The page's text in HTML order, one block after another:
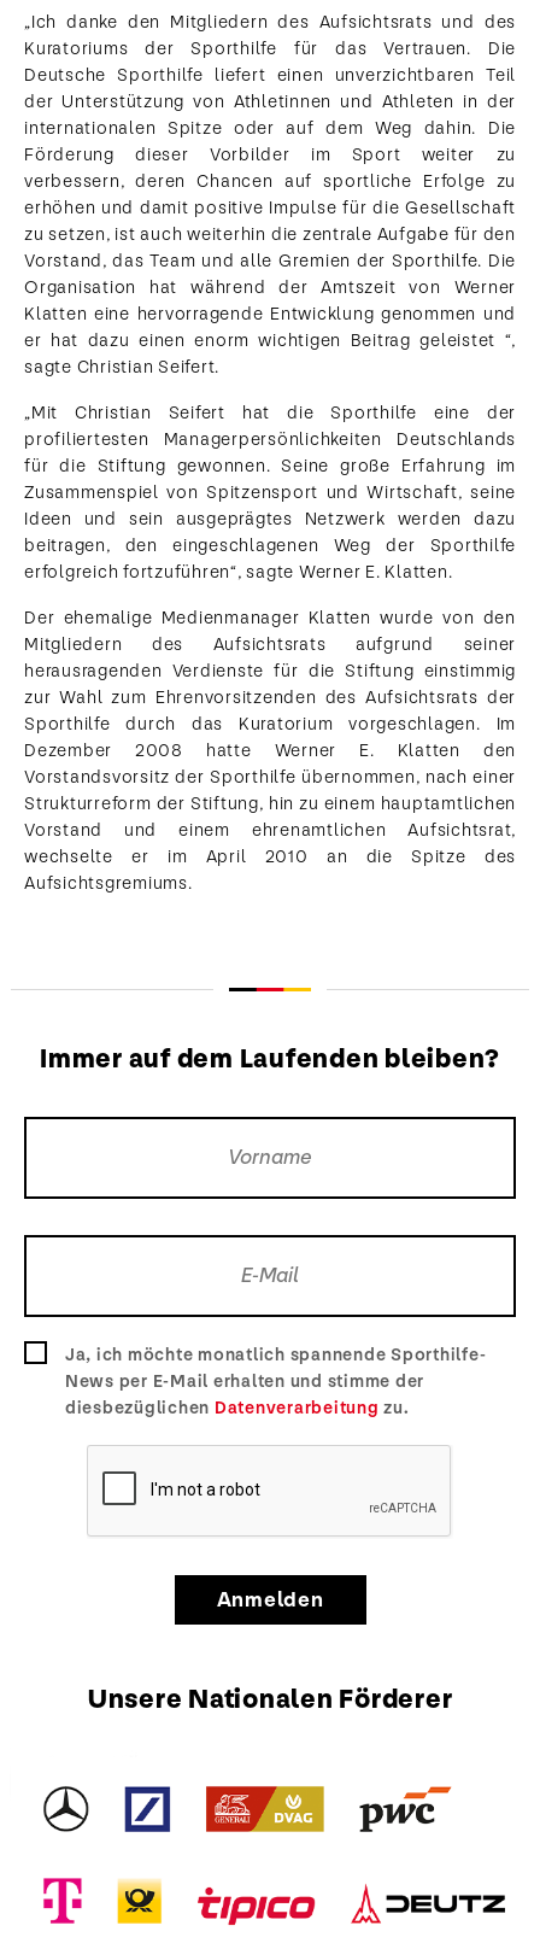
„Ich danke den Mitgliedern des Aufsichtsrats und des
Kuratoriums der Sporthilfe für das Vertrauen. Die
Deutsche Sporthilfe liefert einen unverzichtbaren Teil
der Unterstützung von Athletinnen und Athleten in der
internationalen Spitze oder auf dem Weg dahin. Die
Förderung dieser Vorbilder im Sport weiter zu
verbessern, deren Chancen auf sportliche Erfolge zu
erhöhen und damit positive Impulse für die Gesellschaft
zu setzen, ist auch weiterhin die zentrale Aufgabe für den
Vorstand, das Team und alle Gremien der Sporthilfe. Die
Organisation hat während der Amtszeit von Werner
Klatten eine hervorragende Entwicklung genommen und
er hat dazu einen enorm wichtigen Beitrag geleistet “,
sagte Christian Seifert.
„Mit Christian Seifert hat die Sporthilfe eine der
profiliertesten Managerpersönlichkeiten Deutschlands
für die Stiftung gewonnen. Seine große Erfahrung im
Zusammenspiel von Spitzensport und Wirtschaft, seine
Ideen und sein ausgeprägtes Netzwerk werden dazu
beitragen, den eingeschlagenen Weg der Sporthilfe
erfolgreich fortzuführen“, sagte Werner E. Klatten.
Der ehemalige Medienmanager Klatten wurde von den
Mitgliedern des Aufsichtsrats aufgrund seiner
herausragenden Verdienste für die Stiftung einstimmig
zur Wahl zum Ehrenvorsitzenden des Aufsichtsrats der
Sporthilfe durch das Kuratorium vorgeschlagen. Im
Dezember 2008 hatte Werner E. Klatten den
Vorstandsvorsitz der Sporthilfe übernommen, nach einer
Strukturreform der Stiftung, hin zu einem hauptamtlichen
Vorstand und einem ehrenamtlichen Aufsichtsrat,
wechselte er im April 2010 an die Spitze des
Aufsichtsgremiums.
Immer auf dem Laufenden bleiben?
Ja, ich möchte monatlich spannende Sporthilfe-
News per E-Mail erhalten und stimme der
diesbezüglichen Datenverarbeitung zu.
Anmelden
Unsere Nationalen Förderer